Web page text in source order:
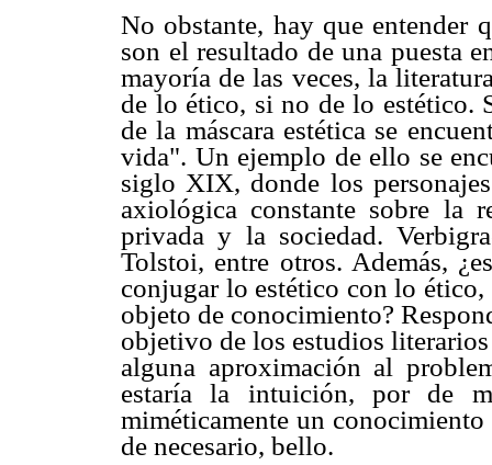
No obstante, hay que entender
son el resultado de una puesta
mayoría de las veces, la
de lo ético, si no de lo estético.
de la máscara estética se
vida". Un ejemplo de ello se
siglo XIX, donde los
axiológica constante sobre la
privada y la sociedad.
Tolstoi, entre otros. Además,
conjugar lo estético con lo
objeto de conocimiento?
objetivo de los estudios
alguna aproximación al
estaría la intuición, por de
miméticamente un conocimiento
de necesario, bello.